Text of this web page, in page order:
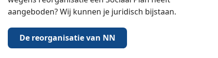
aangeboden? Wij kunnen je juridisch bijstaan.
De reorganisatie van NN